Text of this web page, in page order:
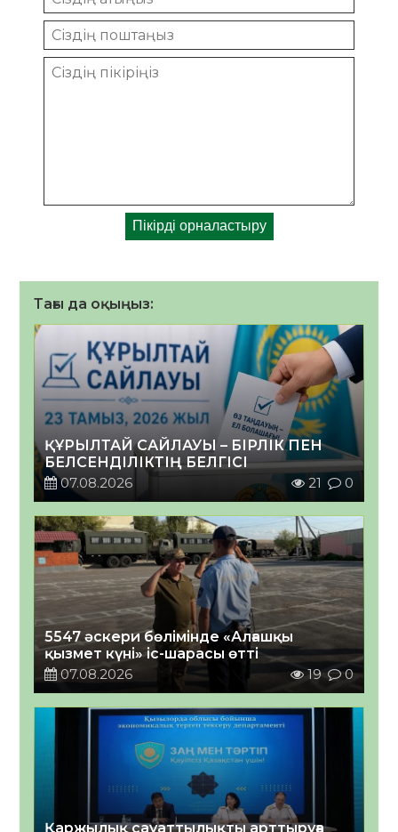
Тағы да оқыңыз:
ҚҰРЫЛТАЙ САЙЛАУЫ – БІРЛІК ПЕН
БЕЛСЕНДІЛІКТІҢ БЕЛГІСІ
07.08.2026
21 0
5547 әскери бөлімінде «Алғашқы
қызмет күні» іс-шарасы өтті
07.08.2026
19 0
Қаржылық сауаттылықты арттыруға